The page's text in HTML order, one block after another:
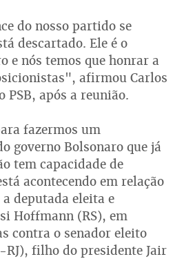
do nosso partido se
descartado. Ele é o
e nós temos que honrar a
afirmou Carlos
PSB, após a reunião.
fazermos um
governo Bolsonaro que já
tem capacidade de
acontecendo em relação
deputada eleita e
Hoffmann (RS), em
contra o senador eleito
filho do presidente Jair